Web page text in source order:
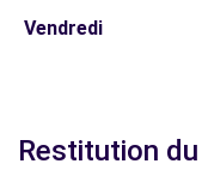
Vendredi
Restitution